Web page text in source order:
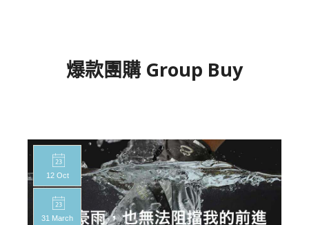
爆款團購 Group Buy
12 Oct
31 March